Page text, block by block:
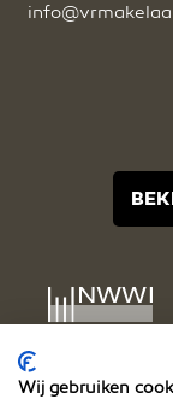
Wij gebruiken